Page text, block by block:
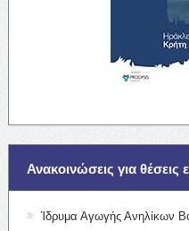
Ανακοινώσεις για θέσεις
Ίδρυμα Αγωγής Ανηλίκων